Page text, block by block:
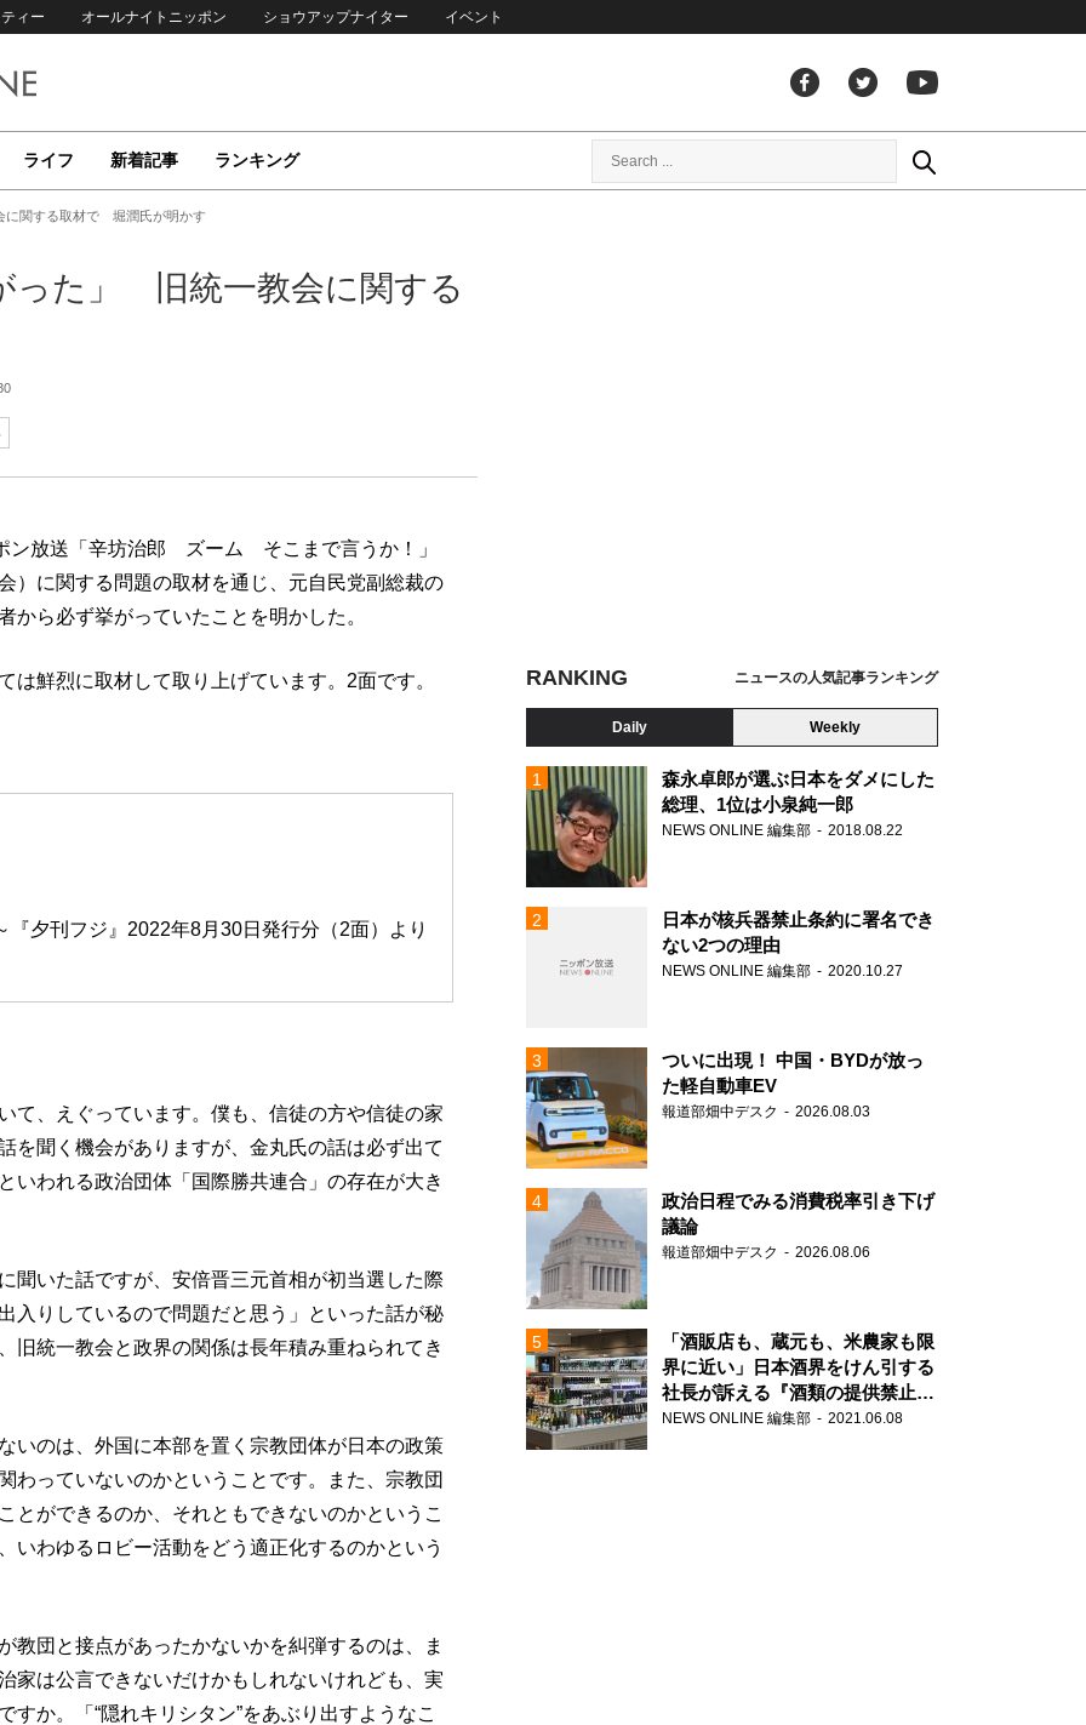
ィー オールナイトニッポン ショウアップナイター イベント
ライフ 新着記事 ランキング
に関する取材で 堀潤氏が明かす
った」 旧統一教会に関する
ン放送「辛坊治郎 ズーム そこまで言うか！」
）に関する問題の取材を通じ、元自民党副総裁の
から必ず挙がっていたことを明かした。
鮮烈に取材して取り上げています。2面です。
『夕刊フジ』2022年8月30日発行分（2面）より
て、えぐっています。僕も、信徒の方や信徒の家
を聞く機会がありますが、金丸氏の話は必ず出て
いわれる政治団体「国際勝共連合」の存在が大き
聞いた話ですが、安倍晋三元首相が初当選した際
入りしているので問題だと思う」といった話が秘
旧統一教会と政界の関係は長年積み重ねられてき
いのは、外国に本部を置く宗教団体が日本の政策
わっていないのかということです。また、宗教団
とができるのか、それともできないのかというこ
いわゆるロビー活動をどう適正化するのかという
教団と接点があったかないかを糾弾するのは、ま
家は公言できないだけかもしれないけれども、実
か。「“隠れキリシタン”をあぶり出すようなこ
RANKING ニュースの人気記事ランキング
Daily Weekly
森永卓郎が選ぶ日本をダメにした
総理、1位は小泉純一郎
NEWS ONLINE 編集部 2018.08.22
日本が核兵器禁止条約に署名でき
ない2つの理由
NEWS ONLINE 編集部 2020.10.27
ついに出現！ 中国・BYDが放っ
た軽自動車EV
報道部畑中デスク 2026.08.03
政治日程でみる消費税率引き下げ
議論
報道部畑中デスク 2026.08.06
「酒販店も、蔵元も、米農家も限
界に近い」日本酒界をけん引する
社長が訴える『酒類の提供禁止』
策の大打撃
NEWS ONLINE 編集部 2021.06.08